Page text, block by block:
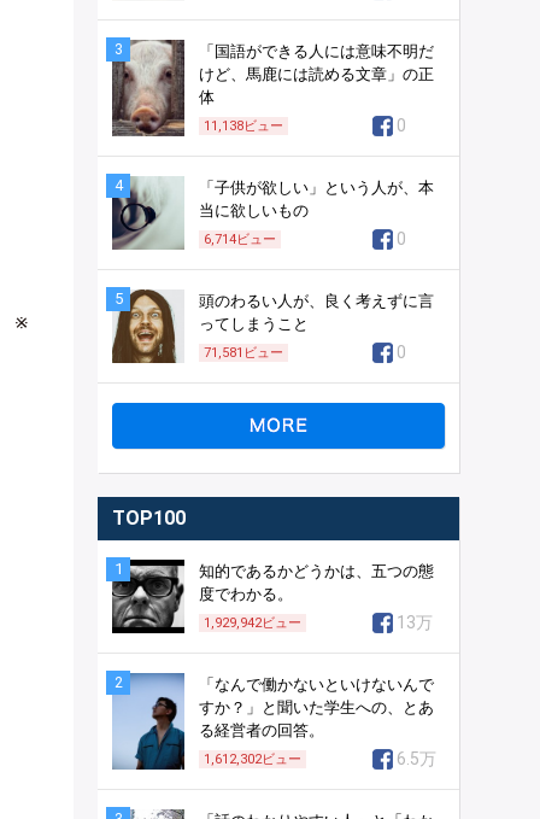
※
3
「国語ができる人には意味不明だ
けど、馬鹿には読める文章」の正
体
11,138ビュー 0
4
「子供が欲しい」という人が、本
当に欲しいもの
6,714ビュー 0
5
頭のわるい人が、良く考えずに言
ってしまうこと
71,581 ビュー 0
TOP100
1
知的であるかどうかは、五つの態
度でわかる。
1,929,942ビュー 13万
2
「なんで働かないといけないんで
すか？」と聞いた学生への、とあ
る経営者の回答。
1,612,302ビュー 6.5万